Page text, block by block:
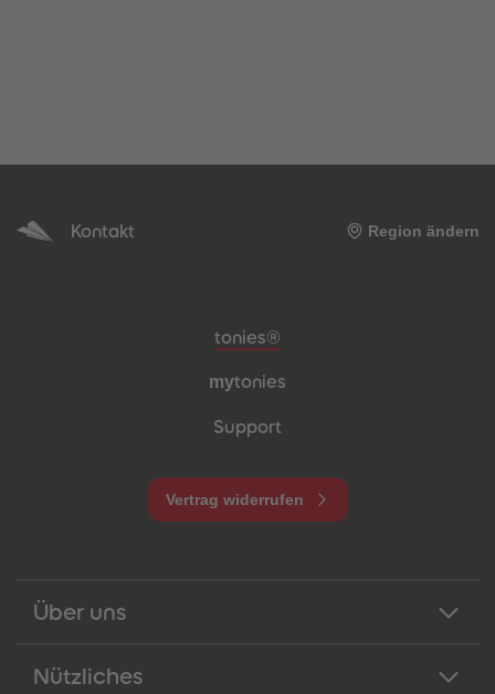
Kontakt Region ändern
Meta-Navigation Footer
tonies®
mytonies
Support
Vertrag widerrufen
Über uns
Nützliches